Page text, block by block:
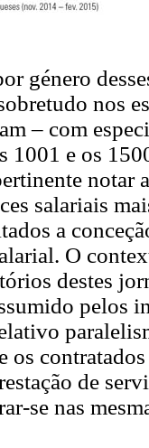
género
nos
– com
1001 e os
notar
salariais
a
O
destes
pelos
os
de
se nas